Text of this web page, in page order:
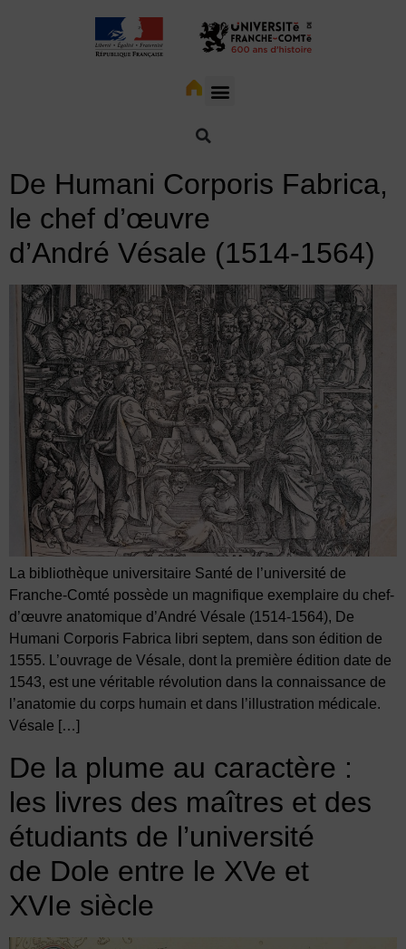
De Humani Corporis Fabrica,
le chef d’œuvre
d’André Vésale (1514-1564)
La bibliothèque universitaire Santé de l’université de
Franche-Comté possède un magnifique exemplaire du chef-
d’œuvre anatomique d’André Vésale (1514-1564), De
Humani Corporis Fabrica libri septem, dans son édition de
1555. L’ouvrage de Vésale, dont la première édition date de
1543, est une véritable révolution dans la connaissance de
l’anatomie du corps humain et dans l’illustration médicale.
Vésale […]
De la plume au caractère :
les livres des maîtres et des
étudiants de l’université
de Dole entre le XVe et
XVIe siècle